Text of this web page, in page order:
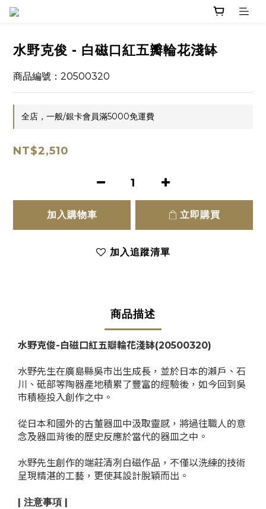
水野克俊 - 白磁口紅五瓣輪花淺缽
商品編號：20500320
全店，一般/銀卡會員滿5000免運費
NT$2,510
加入購物車 立即購買
加入追蹤清單
商品描述
水野克俊-白磁口紅五瓣輪花淺缽(20500320)
水野先生在廣島縣吳市出生成長，並於日本的瀨戶、石
川、砥部等陶器產地積累了豐富的經驗後，如今回到吳
市積極投入創作之中。
從日本和國外的古董器皿中汲取靈感，將過往職人的意
念及器皿背後的歷史反應於當代的器皿之中。
水野先生創作的端莊清冽白磁作品，不僅以洗練的技術
呈現精湛的工藝，更使其設計脫穎而出。
| 注意事項 |